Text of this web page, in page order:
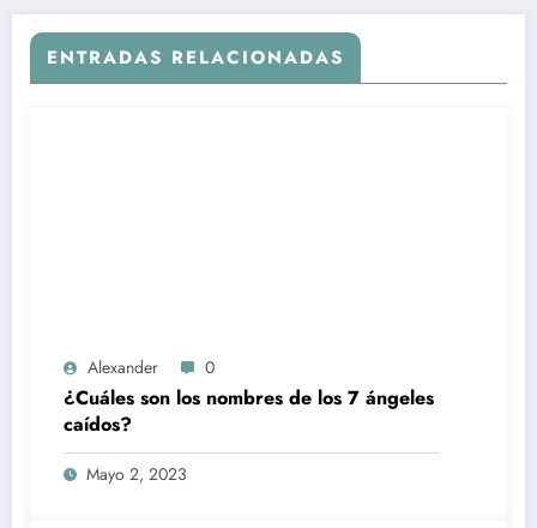
ENTRADAS RELACIONADAS
Alexander 0
¿Cuáles son los nombres de los 7 ángeles
caídos?
Mayo 2, 2023